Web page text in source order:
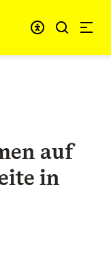
auf
in